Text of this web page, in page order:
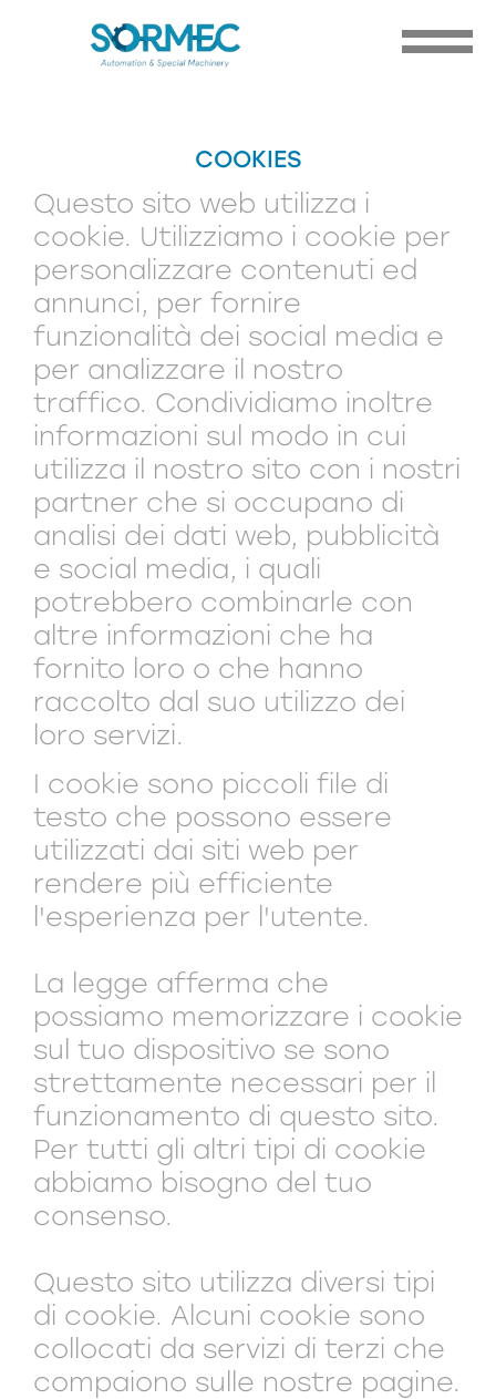
COOKIES
Questo sito web utilizza i
cookie. Utilizziamo i cookie per
personalizzare contenuti ed
annunci, per fornire
funzionalità dei social media e
per analizzare il nostro
traffico. Condividiamo inoltre
informazioni sul modo in cui
utilizza il nostro sito con i nostri
partner che si occupano di
analisi dei dati web, pubblicità
e social media, i quali
potrebbero combinarle con
altre informazioni che ha
fornito loro o che hanno
raccolto dal suo utilizzo dei
loro servizi.
I cookie sono piccoli file di
testo che possono essere
utilizzati dai siti web per
rendere più efficiente
l'esperienza per l'utente.
La legge afferma che
possiamo memorizzare i cookie
sul tuo dispositivo se sono
strettamente necessari per il
funzionamento di questo sito.
Per tutti gli altri tipi di cookie
abbiamo bisogno del tuo
consenso.
Questo sito utilizza diversi tipi
di cookie. Alcuni cookie sono
collocati da servizi di terzi che
compaiono sulle nostre pagine.